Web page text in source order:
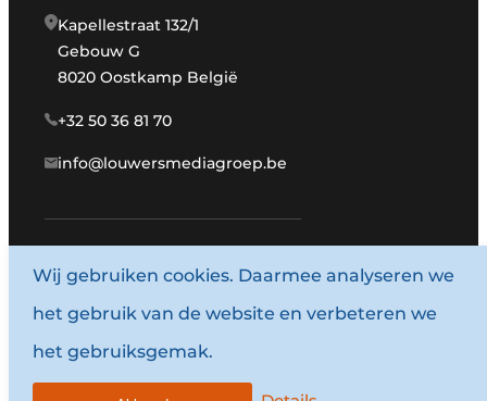
Kapellestraat 132/1
Gebouw G
8020 Oostkamp België
+32 50 36 81 70
info@louwersmediagroep.be
www.louwersmediagroep.com
© 1987 - 2026 Louwersmediagroep.
Algemene voorwaarden
Wij gebruiken cookies. Daarmee analyseren we
het gebruik van de website en verbeteren we
het gebruiksgemak.